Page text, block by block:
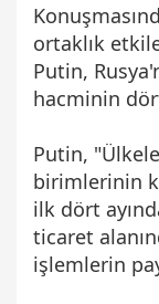
ortaklık
Putin,
hacminin
Putin,
birimlerinin
ilk dört
ticaret
işlemlerin